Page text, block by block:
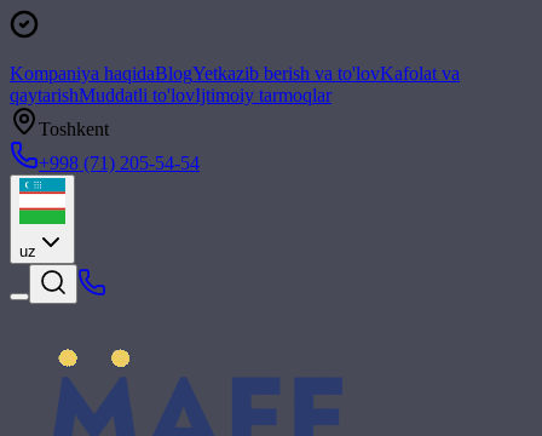
Kompaniya haqidaBlogYetkazib berish va to'lovKafolat va
qaytarishMuddatli to'lovIjtimoiy tarmoqlar
Toshkent
+998 (71) 205-54-54
uz